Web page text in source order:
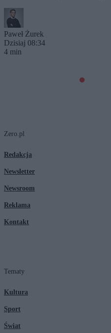
Paweł Żurek
Dzisiaj 08:34
4 min
Zero.pl
Redakcja
Newsletter
Newsroom
Reklama
Kontakt
Tematy
Kultura
Sport
Świat